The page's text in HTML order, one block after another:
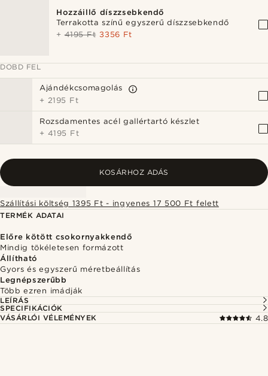
Hozzáillő díszzsebkendő
Terrakotta színű egyszerű díszzsebkendő
+4195 Ft 3356 Ft
DOBD FEL
Ajándékcsomagolás
+ 2195 Ft
Rozsdamentes acél gallértartó készlet
+ 4195 Ft
KOSÁRHOZ ADÁS
Szállítási költség 1395 Ft - ingyenes 17 500 Ft felett
TERMÉK ADATAI
Előre kötött csokornyakkendő
Mindig tökéletesen formázott
Állítható
Gyors és egyszerű méretbeállítás
Legnépszerűbb
Több ezren imádják
LEÍRÁS
SPECIFIKÁCIÓK
VÁSÁRLÓI VÉLEMÉNYEK
4.8